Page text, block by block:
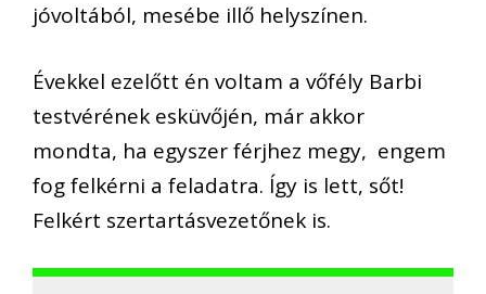
jóvoltából, mesébe illő helyszínen.
Évekkel ezelőtt én voltam a vőfély Barbi
testvérének esküvőjén, már akkor
mondta, ha egyszer férjhez megy, engem
fog felkérni a feladatra. Így is lett, sőt!
Felkért szertartásvezetőnek is.